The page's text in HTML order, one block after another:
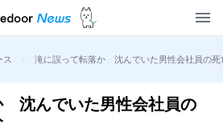
ス > 滝に誤って転落か 沈んでいた男性会社員の
沈んでいた男性会社員の